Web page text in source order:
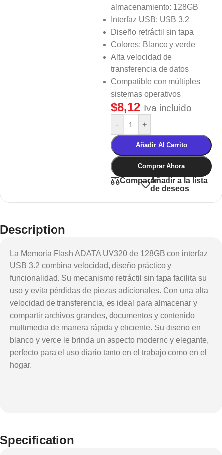
almacenamiento: 128GB
Interfaz USB: USB 3.2
Diseño retráctil sin tapa
Colores: Blanco y verde
Alta velocidad de
transferencia de datos
Compatible con múltiples
sistemas operativos
$8,12 Iva incluido
- +
Añadir Al Carrito
Comprar Ahora
CompararAñadir a la lista
de deseos
Description
La Memoria Flash ADATA UV320 de 128GB con interfaz
USB 3.2 combina velocidad, diseño práctico y
funcionalidad. Su mecanismo retráctil sin tapa facilita su
uso y evita pérdidas de piezas adicionales. Con una alta
velocidad de transferencia, es ideal para almacenar y
compartir archivos grandes, documentos y contenido
multimedia de manera rápida y eficiente. Su diseño en
blanco y verde le brinda un aspecto moderno y elegante,
perfecto para el uso diario tanto en el trabajo como en el
hogar.
Specification